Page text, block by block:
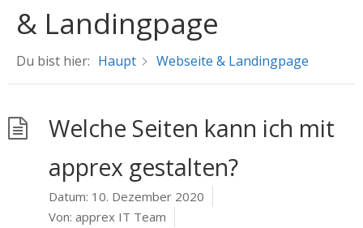
& Landingpage
Du bist hier: Haupt Webseite & Landingpage
Welche Seiten kann ich mit
apprex gestalten?
Datum: 10. Dezember 2020
Von: apprex IT Team